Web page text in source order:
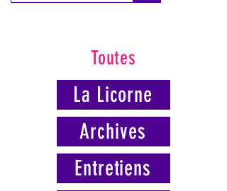
Toutes
La Licorne
Archives
Entretiens